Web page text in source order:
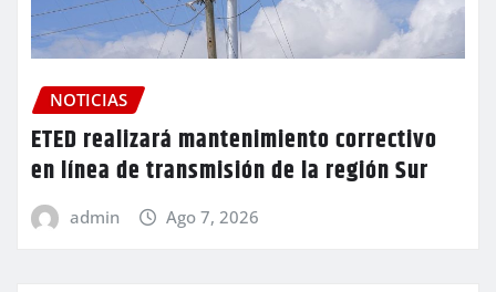
NOTICIAS
ETED realizará mantenimiento correctivo
en línea de transmisión de la región Sur
admin Ago 7, 2026